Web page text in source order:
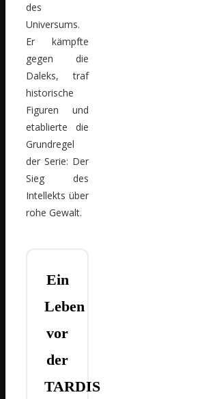
des
Universums.
Er kämpfte
gegen die
Daleks, traf
historische
Figuren und
etablierte die
Grundregel
der Serie: Der
Sieg des
Intellekts über
rohe Gewalt.
Ein
Leben
vor
der
TARDIS